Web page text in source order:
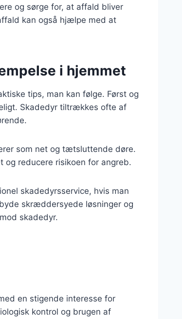
og sørge for, at affald bliver
kan også hjælpe med at
i hjemmet
tips, man kan følge. Først og
Skadedyr tiltrækkes ofte af
som net og tætsluttende døre.
og reducere risikoen for angreb.
skadedyrsservice, hvis man
skræddersyede løsninger og
skadedyr.
en stigende interesse for
kontrol og brugen af